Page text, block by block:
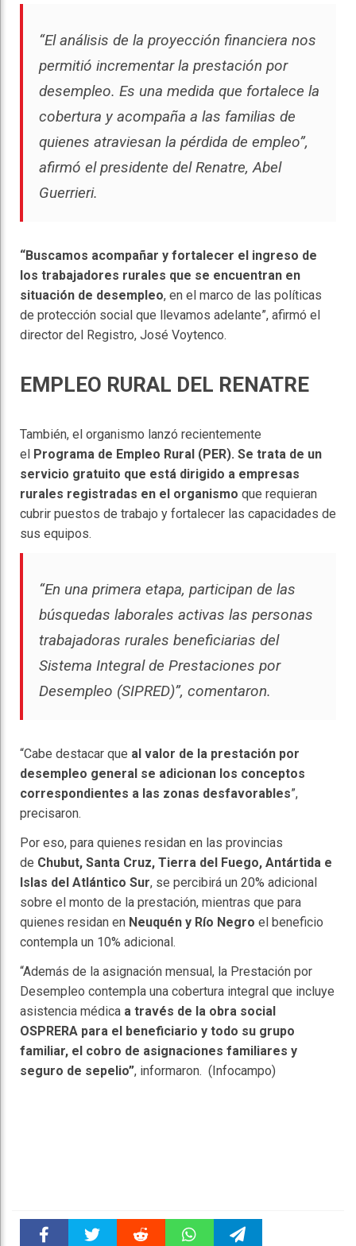
“El análisis de la proyección financiera nos
permitió incrementar la prestación por
desempleo. Es una medida que fortalece la
cobertura y acompaña a las familias de
quienes atraviesan la pérdida de empleo”,
afirmó el presidente del Renatre, Abel
Guerrieri.
“Buscamos acompañar y fortalecer el ingreso de
los trabajadores rurales que se encuentran en
situación de desempleo, en el marco de las políticas
de protección social que llevamos adelante”, afirmó el
director del Registro, José Voytenco.
EMPLEO RURAL DEL RENATRE
También, el organismo lanzó recientemente
el Programa de Empleo Rural (PER). Se trata de un
servicio gratuito que está dirigido a empresas
rurales registradas en el organismo que requieran
cubrir puestos de trabajo y fortalecer las capacidades de
sus equipos.
“En una primera etapa, participan de las
búsquedas laborales activas las personas
trabajadoras rurales beneficiarias del
Sistema Integral de Prestaciones por
Desempleo (SIPRED)”, comentaron.
“Cabe destacar que al valor de la prestación por
desempleo general se adicionan los conceptos
correspondientes a las zonas desfavorables”,
precisaron.
Por eso, para quienes residan en las provincias
de Chubut, Santa Cruz, Tierra del Fuego, Antártida e
Islas del Atlántico Sur, se percibirá un 20% adicional
sobre el monto de la prestación, mientras que para
quienes residan en Neuquén y Río Negro el beneficio
contempla un 10% adicional.
“Además de la asignación mensual, la Prestación por
Desempleo contempla una cobertura integral que incluye
asistencia médica a través de la obra social
OSPRERA para el beneficiario y todo su grupo
familiar, el cobro de asignaciones familiares y
seguro de sepelio”, informaron. (Infocampo)